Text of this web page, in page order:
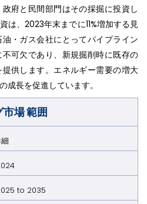
府と民間部門はその採掘に投資し
は、2023年末までに11%増加する見
・ガス会社にとってパイプライン
可欠であり、新規掘削時に既存の
供します。エネルギー需要の増大
成長を促進しています。
場 範囲
to 2035